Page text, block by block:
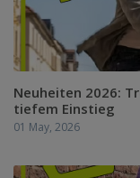
Neuheiten 2026:
tiefem Einstieg
01 May, 2026